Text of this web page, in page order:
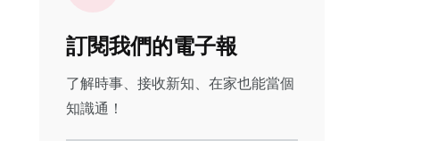
訂閱我們的電子報
了解時事、接收新知、在家也能當個
知識通！